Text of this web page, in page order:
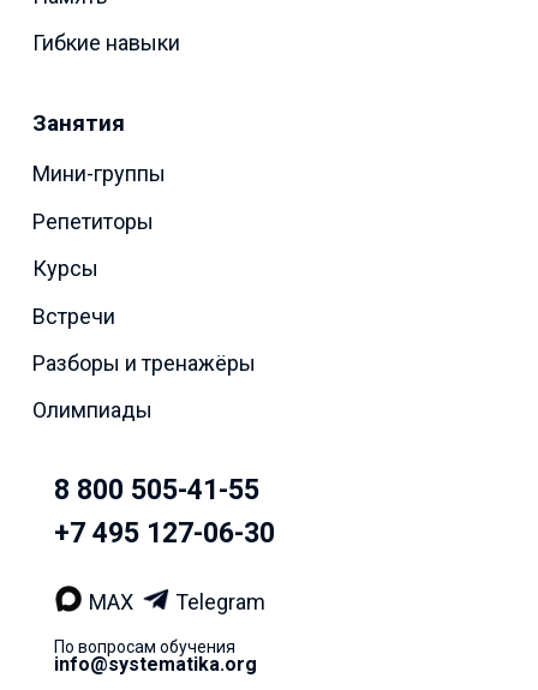
Гибкие навыки
Занятия
Мини-группы
Репетиторы
Курсы
Встречи
Разборы и тренажёры
Олимпиады
8 800 505-41-55
+7 495 127-06-30
MAX Telegram
По вопросам обучения
info@systematika.org